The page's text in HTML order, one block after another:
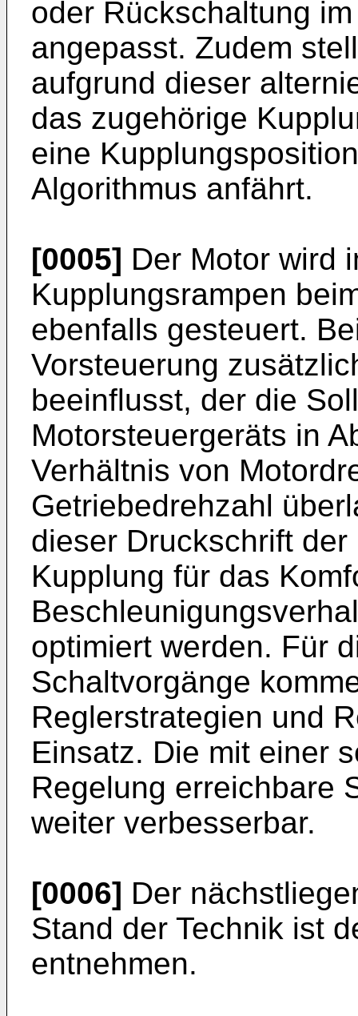
oder Rückschaltung
angepasst. Zudem
aufgrund dieser
das zugehörige
eine
Algorithmus anfährt.
[0005] Der Motor wird
Kupplungsrampen
ebenfalls gesteuert.
Vorsteuerung
beeinflusst, der die
Motorsteuergeräts in
Verhältnis von
Getriebedrehzahl
dieser Druckschrift
Kupplung für das
optimiert werden. Für
Schaltvorgänge
Reglerstrategien und
Einsatz. Die mit einer
Regelung erreichbare
weiter verbesserbar.
[0006] Der
Stand der Technik ist
entnehmen.